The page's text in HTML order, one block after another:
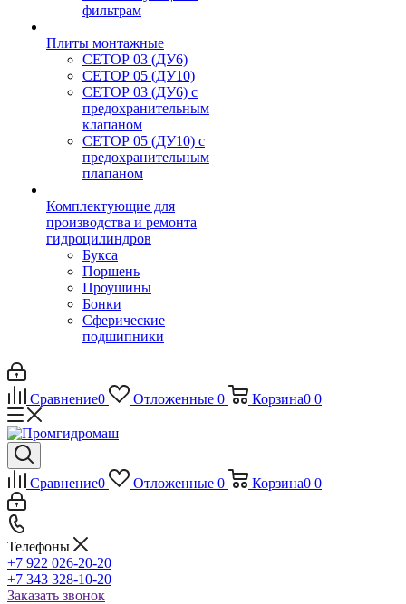
фильтрам
Плиты монтажные
CЕТОР 03 (ДУ6)
CЕТОР 05 (ДУ10)
CЕТОР 03 (ДУ6) с
предохранительным
клапаном
CЕТОР 05 (ДУ10) с
предохранительным
плапаном
Комплектующие для
производства и ремонта
гидроцилиндров
Букса
Поршень
Проушины
Бонки
Сферические
подшипники
Сравнение0 Отложенные 0 Корзина0 0
Сравнение0 Отложенные 0 Корзина0 0
Телефоны
+7 922 026-20-20
+7 343 328-10-20
Заказать звонок